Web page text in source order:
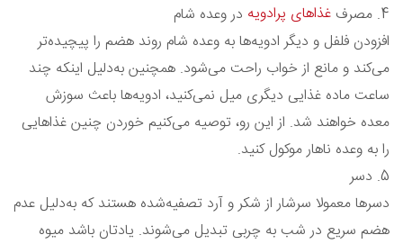
4. مصرف
غذاهای پرادویه در وعده شام
افزودن فلفل و دیگر ادویه‌ها به وعده شام روند هضم را پیچیده‌تر
می‌کند و مانع از خواب راحت می‌شود. همچنین به‌دلیل اینکه چند
ساعت ماده غذایی دیگری میل نمی‌کنید، ادویه‌ها باعث سوزش
معده خواهند شد. از این رو، توصیه می‌کنیم خوردن چنین غذاهایی
را به وعده ناهار موکول کنید.
5. دسر
دسرها معمولا سرشار از شکر و آرد تصفیه‌شده هستند که به‌دلیل عدم
هضم سریع در شب به چربی تبدیل می‌شوند. یادتان باشد میوه